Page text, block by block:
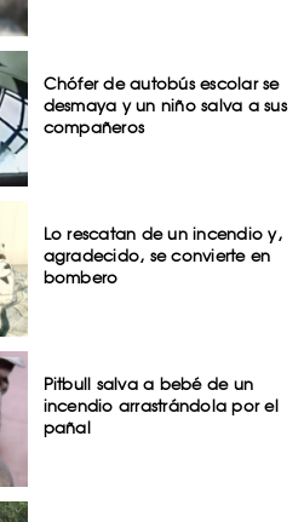
Chófer de autobús escolar se
desmaya y un niño salva a sus
compañeros
Lo rescatan de un incendio y,
agradecido, se convierte en
bombero
Pitbull salva a bebé de un
incendio arrastrándola por el
pañal